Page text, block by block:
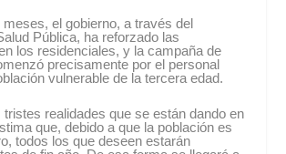
el gobierno, a través del
Pública, ha reforzado las
los residenciales, y la campaña de
precisamente por el personal
vulnerable de la tercera edad.
tristes realidades que se están dando en
que, debido a que la población es
todos los que deseen estarán